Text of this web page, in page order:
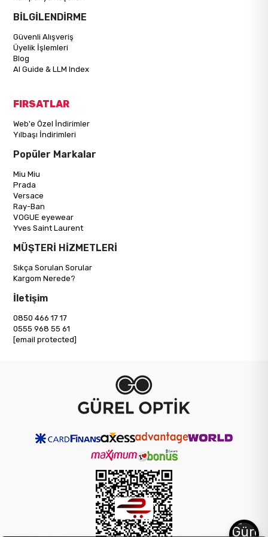
BİLGİLENDİRME
Güvenli Alışveriş
Üyelik İşlemleri
Blog
AI Guide & LLM Index
FIRSATLAR
Web'e Özel İndirimler
Yılbaşı İndirimleri
Popüler Markalar
Miu Miu
Prada
Versace
Ray-Ban
VOGUE eyewear
Yves Saint Laurent
MÜŞTERİ HİZMETLERİ
Sıkça Sorulan Sorular
Kargom Nerede?
İletişim
0850 466 17 17
0555 968 55 61
[email protected]